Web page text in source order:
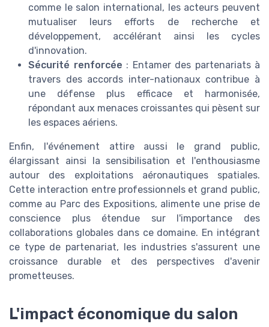
comme le salon international, les acteurs peuvent
mutualiser leurs efforts de recherche et
développement, accélérant ainsi les cycles
d'innovation.
Sécurité renforcée : Entamer des partenariats à
travers des accords inter-nationaux contribue à
une défense plus efficace et harmonisée,
répondant aux menaces croissantes qui pèsent sur
les espaces aériens.
Enfin, l'événement attire aussi le grand public,
élargissant ainsi la sensibilisation et l'enthousiasme
autour des exploitations aéronautiques spatiales.
Cette interaction entre professionnels et grand public,
comme au Parc des Expositions, alimente une prise de
conscience plus étendue sur l'importance des
collaborations globales dans ce domaine. En intégrant
ce type de partenariat, les industries s'assurent une
croissance durable et des perspectives d'avenir
prometteuses.
L'impact économique du salon